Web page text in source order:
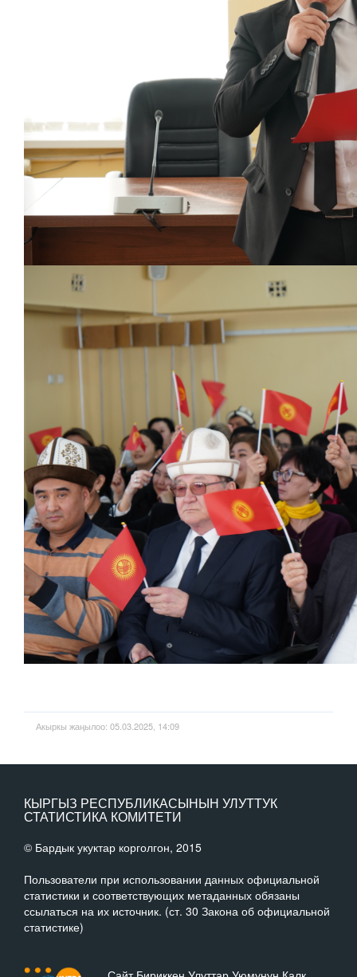
Акыркы жаңылоо: 05.03.2025, 14:09
КЫРГЫЗ РЕСПУБЛИКАСЫНЫН УЛУТТУК
СТАТИСТИКА КОМИТЕТИ
© Бардык укуктар корголгон, 2015
Пользователи при использовании данных официальной
статистики и соответствующих метаданных обязаны
ссылаться на их источник. (ст. 30 Закона об официальной
статистике)